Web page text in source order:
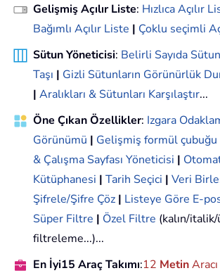
Gelişmiş Açılır Liste: Hızlıca Açılır
Bağımlı Açılır Liste | Çoklu seçimli
Sütun Yöneticisi: Belirli Sayıda
Taşı | Gizli Sütunların Görünürlük
| Aralıkları & Sütunları Karşılaştır...
Öne Çıkan Özellikler: Izgara
Görünümü | Gelişmiş formül çubuğu
& Çalışma Sayfası Yöneticisi |
Kütüphanesi | Tarih Seçici | Veri
Şifrele/Şifre Çöz | Listeye Göre E-
Süper Filtre | Özel Filtre (kalın/
filtreleme...)...
En İyi15 Araç Takımı:12 MetinAracı